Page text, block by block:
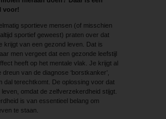
voor!
sportieve mensen (of misschien
sportief geweest) praten over dat
krijgt van een gezond leven. Dat is
men vergeet dat een gezonde leefstijl
heeft op het mentale vlak. Je krijgt al
dreun van de diagnose ‘borstkanker’,
dal terechtkomt. De oplossing voor dat
omdat de zelfverzekerdheid stijgt.
is van essentieel belang om
te staan.